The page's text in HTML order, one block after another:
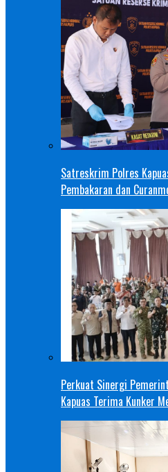
Satreskrim Polres
Pembakaran dan
Perkuat Sinergi
Kapuas Terima Kunker